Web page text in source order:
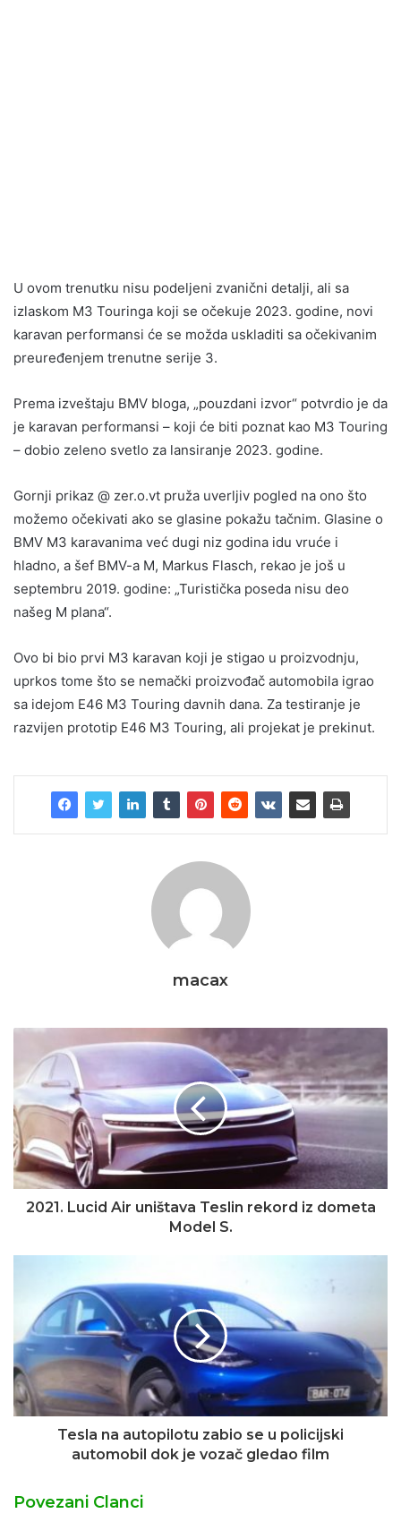
U ovom trenutku nisu podeljeni zvanični detalji, ali sa
izlaskom M3 Touringa koji se očekuje 2023. godine, novi
karavan performansi će se možda uskladiti sa očekivanim
preuređenjem trenutne serije 3.
Prema izveštaju BMV bloga, „pouzdani izvor“ potvrdio je da
je karavan performansi – koji će biti poznat kao M3 Touring
– dobio zeleno svetlo za lansiranje 2023. godine.
Gornji prikaz @ zer.o.vt pruža uverljiv pogled na ono što
možemo očekivati ako se glasine pokažu tačnim. Glasine o
BMV M3 karavanima već dugi niz godina idu vruće i
hladno, a šef BMV-a M, Markus Flasch, rekao je još u
septembru 2019. godine: „Turistička poseda nisu deo
našeg M plana“.
Ovo bi bio prvi M3 karavan koji je stigao u proizvodnju,
uprkos tome što se nemački proizvođač automobila igrao
sa idejom E46 M3 Touring davnih dana. Za testiranje je
razvijen prototip E46 M3 Touring, ali projekat je prekinut.
macax
2021. Lucid Air uništava Teslin rekord iz dometa
Model S.
Tesla na autopilotu zabio se u policijski
automobil dok je vozač gledao film
Povezani Clanci